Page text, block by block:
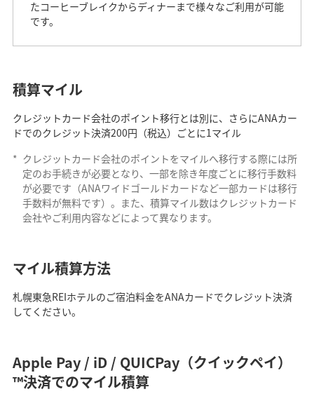
たコーヒーブレイクからディナーまで様々なご利用が可能
です。
積算マイル
クレジットカード会社のポイント移行とは別に、さらにANAカー
ドでのクレジット決済200円（税込）ごとに1マイル
* クレジットカード会社のポイントをマイルへ移行する際には所
定のお手続きが必要となり、一部を除き年度ごとに移行手数料
が必要です（ANAワイドゴールドカードなど一部カードは移行
手数料が無料です）。また、積算マイル数はクレジットカード
会社やご利用内容などによって異なります。
マイル積算方法
札幌東急REIホテルのご宿泊料金をANAカードでクレジット決済
してください。
Apple Pay / iD / QUICPay（クイックペイ）
™決済でのマイル積算